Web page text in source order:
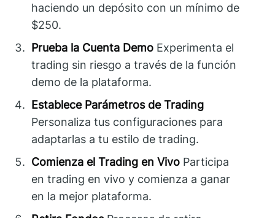
haciendo un depósito con un mínimo de
$250.
Prueba la Cuenta Demo Experimenta el
trading sin riesgo a través de la función
demo de la plataforma.
Establece Parámetros de Trading
Personaliza tus configuraciones para
adaptarlas a tu estilo de trading.
Comienza el Trading en Vivo Participa
en trading en vivo y comienza a ganar
en la mejor plataforma.